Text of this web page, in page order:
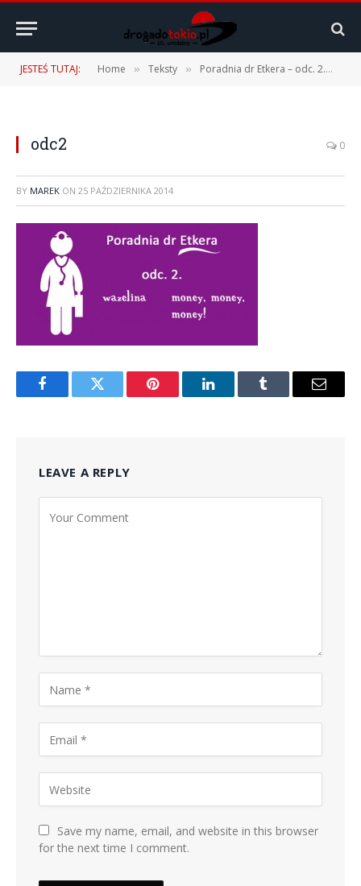
JESTEŚ TUTAJ: Home » Teksty » Poradnia dr Etkera – odc. 2.
odc2 0
BY MAREK ON 25 PAŹDZIERNIKA 2014
FacebookTwitter Pinterest LinkedInTumblr Email
LEAVE A REPLY
Save my name, email, and website in this browser
for the next time I comment.